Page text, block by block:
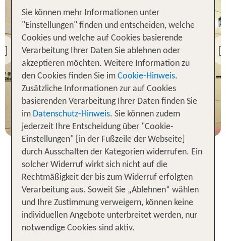
Previous
Hongkong
Kew Green Wanchai Hong
Kong
86 % Weiterempfehlung
3 Nächte, Ü, XX
p.P. ab 141 €
Komfort und Erlebnisse in
deinem Hotel in Hongkong
Buche bei TUI ein Zimmer in einem Hotel in
Hongkong und lass dich mitnehmen an einen der
Sie können mehr Informationen unter
"Einstellungen" finden und entscheiden, welche
Cookies und welche auf Cookies basierende
Verarbeitung Ihrer Daten Sie ablehnen oder
akzeptieren möchten. Weitere Information zu
den Cookies finden Sie im Cookie-Hinweis.
Zusätzliche Informationen zur auf Cookies
basierenden Verarbeitung Ihrer Daten finden Sie
im Datenschutz-Hinweis. Sie können zudem
jederzeit Ihre Entscheidung über "Cookie-
Einstellungen" [in der Fußzeile der Webseite]
durch Ausschalten der Kategorien widerrufen. Ein
solcher Widerruf wirkt sich nicht auf die
Rechtmäßigkeit der bis zum Widerruf erfolgten
Verarbeitung aus. Soweit Sie „Ablehnen“ wählen
und Ihre Zustimmung verweigern, können keine
individuellen Angebote unterbreitet werden, nur
notwendige Cookies sind aktiv.